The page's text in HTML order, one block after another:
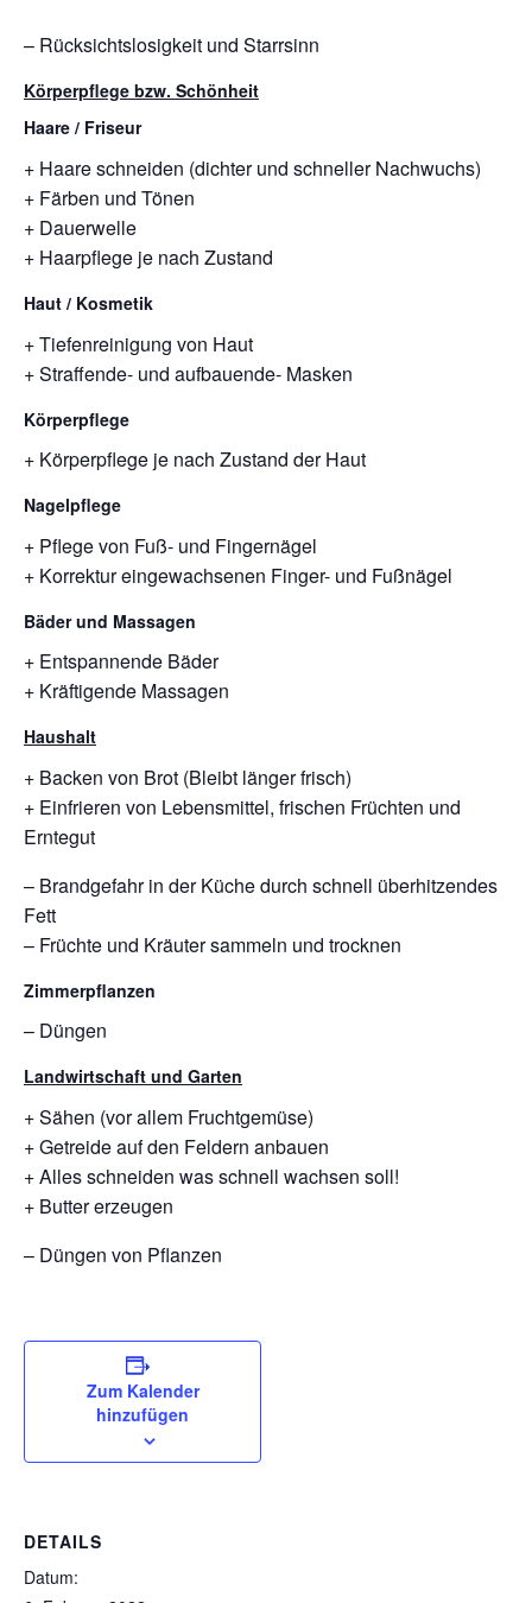
– Rücksichtslosigkeit und Starrsinn
Körperpflege bzw. Schönheit
Haare / Friseur
+ Haare schneiden (dichter und schneller Nachwuchs)
+ Färben und Tönen
+ Dauerwelle
+ Haarpflege je nach Zustand
Haut / Kosmetik
+ Tiefenreinigung von Haut
+ Straffende- und aufbauende- Masken
Körperpflege
+ Körperpflege je nach Zustand der Haut
Nagelpflege
+ Pflege von Fuß- und Fingernägel
+ Korrektur eingewachsenen Finger- und Fußnägel
Bäder und Massagen
+ Entspannende Bäder
+ Kräftigende Massagen
Haushalt
+ Backen von Brot (Bleibt länger frisch)
+ Einfrieren von Lebensmittel, frischen Früchten und
Erntegut
– Brandgefahr in der Küche durch schnell überhitzendes
Fett
– Früchte und Kräuter sammeln und trocknen
Zimmerpflanzen
– Düngen
Landwirtschaft und Garten
+ Sähen (vor allem Fruchtgemüse)
+ Getreide auf den Feldern anbauen
+ Alles schneiden was schnell wachsen soll!
+ Butter erzeugen
– Düngen von Pflanzen
Zum Kalender
hinzufügen
DETAILS
Datum: